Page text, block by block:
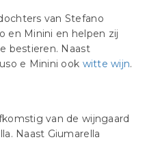
van Stefano
en Minini en helpen zij
bestieren. Naast
e Minini ook witte wijn.
van de wijngaard
Naast Giumarella